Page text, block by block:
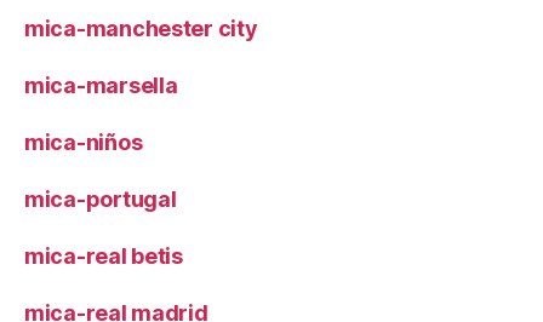
mica-manchester city
mica-marsella
mica-niños
mica-portugal
mica-real betis
mica-real madrid